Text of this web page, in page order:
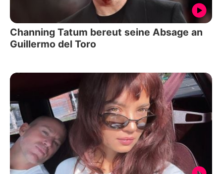
Channing Tatum bereut seine Absage an
Guillermo del Toro